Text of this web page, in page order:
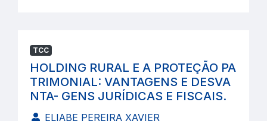
TCC
HOLDING RURAL E A PROTEÇÃO PA
TRIMONIAL: VANTAGENS E DESVA
NTA- GENS JURÍDICAS E FISCAIS.
ELIABE PEREIRA XAVIER